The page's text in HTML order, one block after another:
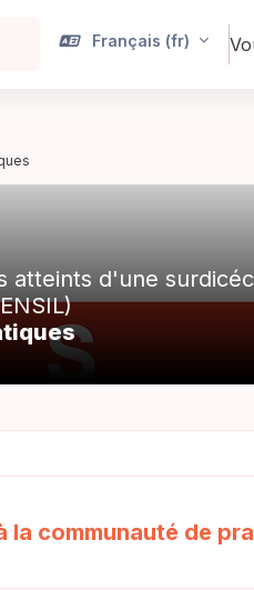
Français ‎(fr)‎
atteints d'une
la communauté de